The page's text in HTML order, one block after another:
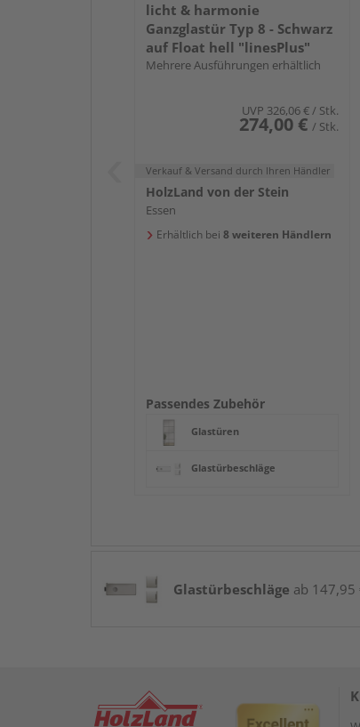
licht & harmonie
Ganzglastür Typ 8 - Schwarz
auf Float hell "linesPlus"
Mehrere Ausführungen erhältlich
UVP 326,06 €/ Stk.
274,00 € / Stk.
Verkauf & Versand durch Ihren Händler
HolzLand von der Stein
Essen
Erhältlich bei 8 weiteren Händlern
Passendes Zubehör
Glastüren
Glastürbeschläge
Glastürbeschläge ab 147,95